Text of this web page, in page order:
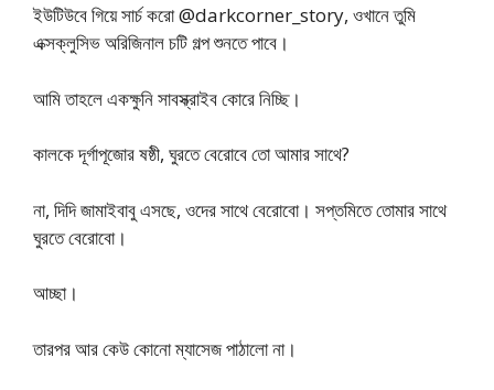
ইউটিউবে গিয়ে সার্চ করো @darkcorner_story, ওখানে তুমি
এক্সক্লুসিভ অরিজিনাল চটি গল্প শুনতে পাবে।
আমি তাহলে একক্ষুনি সাবস্ক্রাইব কোরে নিচ্ছি।
কালকে দূর্গাপূজোর ষষ্ঠী, ঘুরতে বেরোবে তো আমার সাথে?
না, দিদি জামাইবাবু এসছে, ওদের সাথে বেরোবো। সপ্তমিতে তোমার সাথে
ঘুরতে বেরোবো।
আচ্ছা।
তারপর আর কেউ কোনো ম্যাসেজ পাঠালো না।